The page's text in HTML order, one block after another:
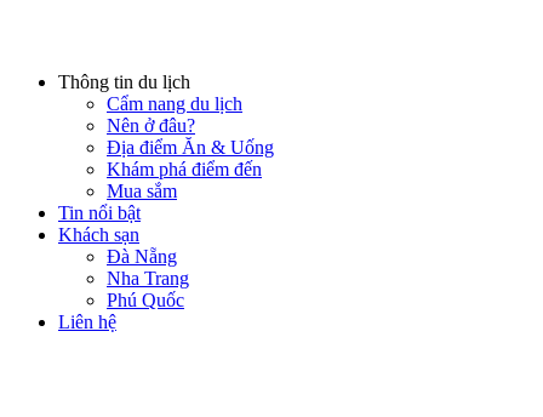
Thông tin du lịch
Cẩm nang du lịch
Nên ở đâu?
Địa điểm Ăn & Uống
Khám phá điểm đến
Mua sắm
Tin nổi bật
Khách sạn
Đà Nẵng
Nha Trang
Phú Quốc
Liên hệ